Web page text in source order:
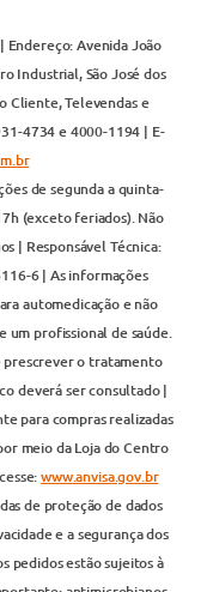
Endereço: Avenida João
Industrial, São José dos
Cliente, Televendas e
4734 e 4000-1194 | E-
de segunda a quinta-
(exceto feriados). Não
| Responsável Técnica:
6 | As informações
automedicação e não
um profissional de saúde.
prescrever o tratamento
deverá ser consultado |
para compras realizadas
meio da Loja do Centro
www.anvisa.gov.br
de proteção de dados
e a segurança dos
pedidos estão sujeitos à